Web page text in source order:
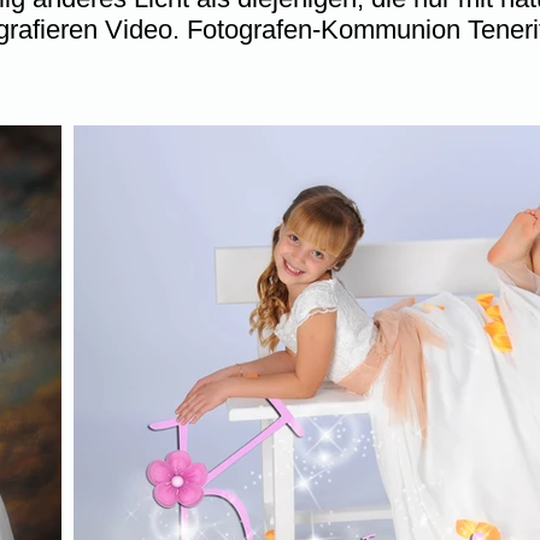
Video. Fotografen-Kommunion